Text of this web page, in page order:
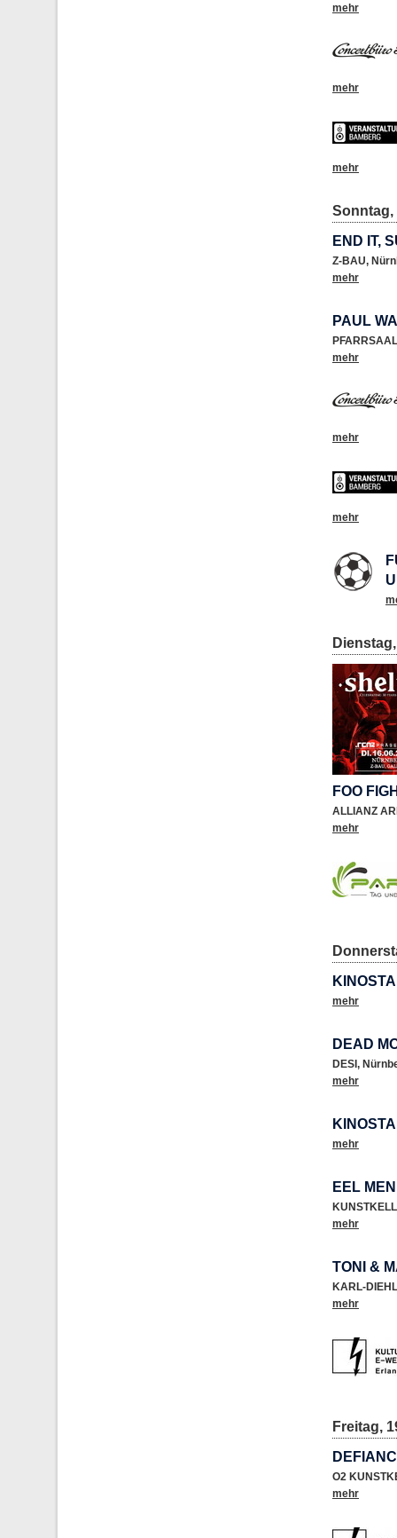
mehr
mehr
mehr
Sonntag,
END IT,
Z-BAU,
mehr
PAUL
mehr
mehr
mehr
FOO
ALLIANZ
mehr
mehr
DEAD
DESI ,
mehr
mehr
EEL
mehr
TONI &
KARL-
mehr
Freitag,
O2
mehr